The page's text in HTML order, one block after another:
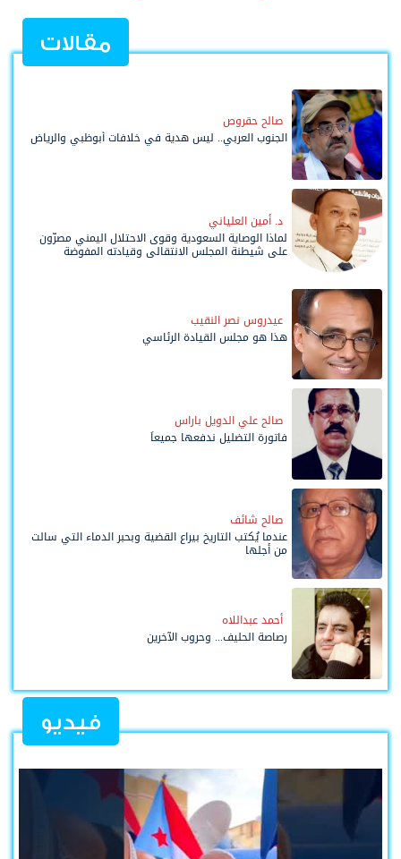
مقالات
صالح حقروص
الجنوب العربي.. ليس هدية في خلافات أبوظبي والرياض
د. أمين العلياني
لماذا الوصاية السعودية وقوى الاحتلال اليمني مصرّون
على شيطنة المجلس الانتقالي وقيادته المفوضة
عيدروس نصر النقيب
هذا هو مجلس القيادة الرئاسي
صالح علي الدويل باراس
فاتورة التضليل ندفعها جميعاً
صالح شائف
عندما يُكتب التاريخ بيراع القضية وبحبر الدماء التي سالت
من أجلها
أحمد عبداللاه
رصاصة الحليف... وحروب الآخرين
فيديو